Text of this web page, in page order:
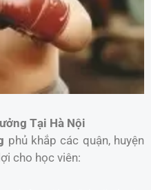
Tại Hà Nội
phủ khắp các quận, huyện
cho học viên: